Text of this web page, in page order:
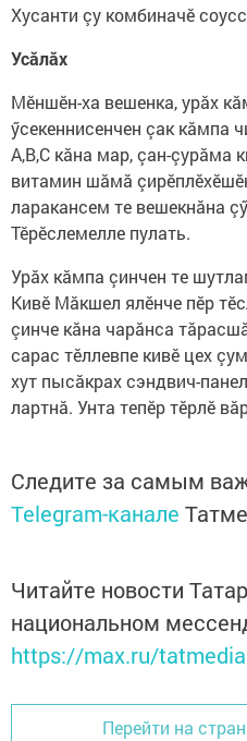
Хусанти çу комбиначӗ
Усăлăх
Мӗншӗн-ха вешенка, урăх
ӳсекеннисенчен çак кăмпа
А,В,С кăна мар, çан-çурăма
витамин шăмă
ларакансем те вешекнăна
Тӗрӗслемелле пулать.
Урăх кăмпа çинчен те
Кивӗ Мăкшел ялӗнче пӗр
çинче кăна чарăнса
сарас тӗллевпе кивӗ цех
хут пысăкрах сэндвич-
лартнă. Унта тепӗр тӗрлӗ
Следите за самым
Telegram-канале
Читайте новости
национальном
https://max.ru/tatmedia
Перейти на